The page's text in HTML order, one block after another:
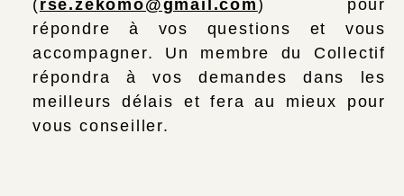
(rse.zekomo@gmail.com) pour
répondre à vos questions et vous
accompagner. Un membre du Collectif
répondra à vos demandes dans les
meilleurs délais et fera au mieux pour
vous conseiller.